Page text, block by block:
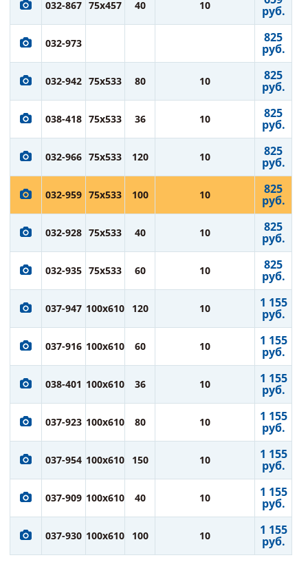
032-867 75x457 40 10 руб.
032-973 825
руб.
032-942 75x533 80 10 825
руб.
038-418 75x533 36 10 825
руб.
032-966 75x533 120 10 825
руб.
032-959 75x533 100 10 825
руб.
032-928 75x533 40 10 825
руб.
032-935 75x533 60 10 825
руб.
037-947 100x610 120 10 1 155
руб.
037-916 100x610 60 10 1 155
руб.
038-401 100x610 36 10 1 155
руб.
037-923 100x610 80 10 1 155
руб.
037-954 100x610 150 10 1 155
руб.
037-909 100x610 40 10 1 155
руб.
037-930 100x610 100 10 1 155
руб.